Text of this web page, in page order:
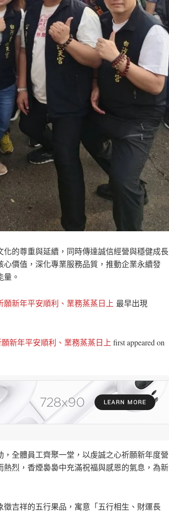
的尊重與延續，同時傳達誠信經營與穩健成長
價值，深化專業服務品質，推動企業永續發
。
新年平安順利、業務蒸蒸日上 最早出現
新年平安順利、業務蒸蒸日上 first appeared on
全體員工齊聚一堂，以虔誠之心祈願新年度營
烈，香煙裊裊中充滿祝福與感恩的氣息，為新
吉祥的五行果品，寓意「五行相生、財運長